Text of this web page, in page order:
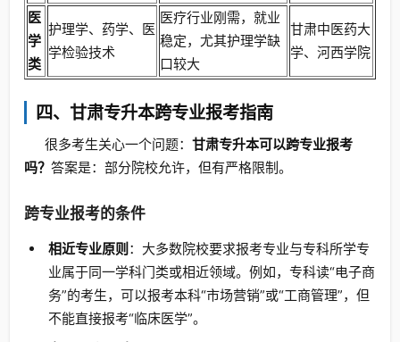
医
学
类
护理学、药学、医
学检验技术
医疗行业刚需，就业
稳定，尤其护理学缺
口较大
甘肃中医药大
学、河西学院
四、甘肃专升本跨专业报考指南
很多考生关心一个问题： 甘肃专升本可以跨专业报考
吗？ 答案是：部分院校允许，但有严格限制。
跨专业报考的条件
相近专业原则 ：大多数院校要求报考专业与专科所学专
业属于同一学科门类或相近领域。例如，专科读“电子商
务”的考生，可以报考本科“市场营销”或“工商管理”，但
不能直接报考“临床医学”。